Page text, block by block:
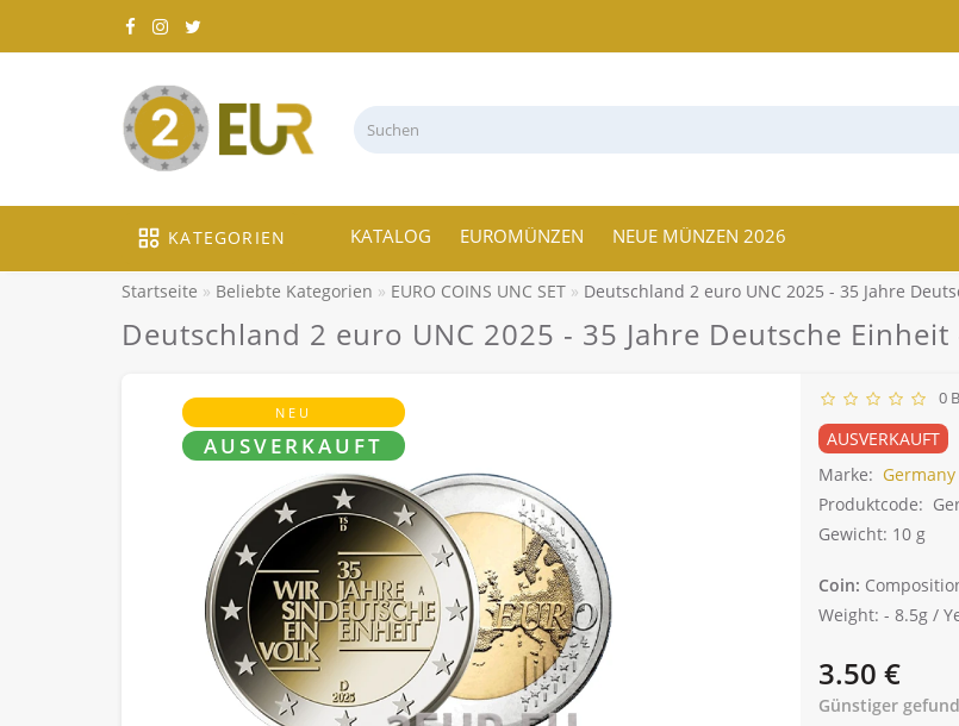
KATEGORIEN KATALOG EUROMÜNZEN NEUE MÜNZEN 2026
Startseite Beliebte Kategorien EURO COINS UNC SET Deutschland 2 euro UNC 2025 - 35 Jahre
Deutschland 2 euro UNC 2025 - 35 Jahre Deutsche Einheit
NEU
AUSVERKAUFT
0
AUSVERKAUFT
Marke: Germany
Produktcode:
Gewicht: 10 g
Coin:
Weight: - 8.5g /
3.50 €
Günstiger